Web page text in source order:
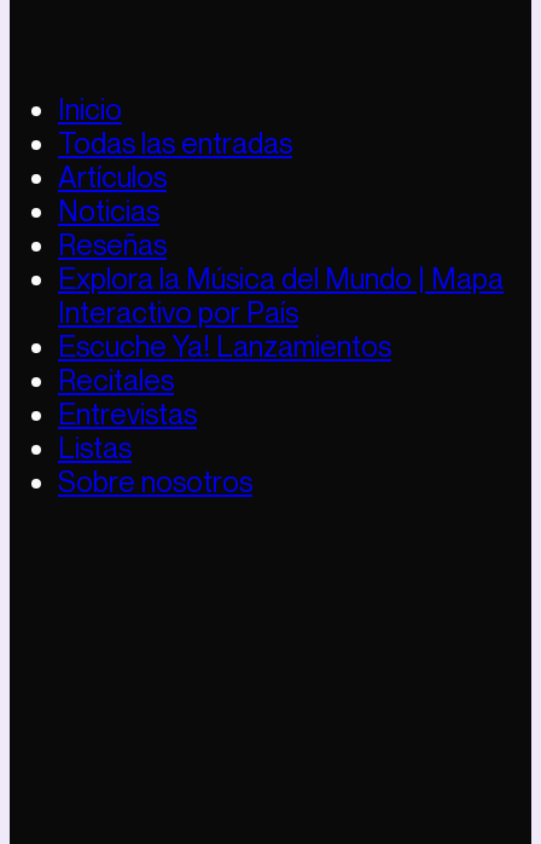
Inicio
Todas las entradas
Artículos
Noticias
Reseñas
Explora la Música del Mundo | Mapa
Interactivo por País
Escuche Ya! Lanzamientos
Recitales
Entrevistas
Listas
Sobre nosotros